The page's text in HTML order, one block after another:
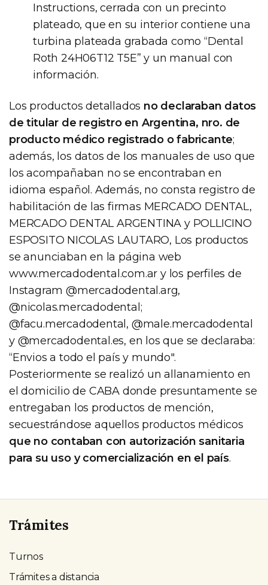
Instructions, cerrada con un precinto
plateado, que en su interior contiene una
turbina plateada grabada como “Dental
Roth 24H06T12 T5E” y un manual con
información.
Los productos detallados no declaraban datos
de titular de registro en Argentina, nro. de
producto médico registrado o fabricante;
además, los datos de los manuales de uso que
los acompañaban no se encontraban en
idioma español. Además, no consta registro de
habilitación de las firmas MERCADO DENTAL,
MERCADO DENTAL ARGENTINA y POLLICINO
ESPOSITO NICOLAS LAUTARO, Los productos
se anunciaban en la página web
www.mercadodental.com.ar y los perfiles de
Instagram @mercadodental.arg,
@nicolas.mercadodental;
@facu.mercadodental, @male.mercadodental
y @mercadodental.es, en los que se declaraba:
“Envios a todo el país y mundo".
Posteriormente se realizó un allanamiento en
el domicilio de CABA donde presuntamente se
entregaban los productos de mención,
secuestrándose aquellos productos médicos
que no contaban con autorización sanitaria
para su uso y comercialización en el país.
Trámites
Turnos
Trámites a distancia